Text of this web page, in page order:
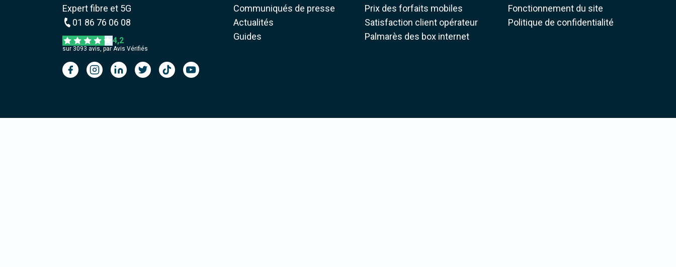
Expert fibre et 5G
01 86 76 06 08
4,2
sur 3093 avis, par Avis Vérifiés
Communiqués de presse
Actualités
Guides
Prix des forfaits mobiles
Satisfaction client opérateur
Palmarès des box internet
Fonctionnement du site
Politique de confidentialité